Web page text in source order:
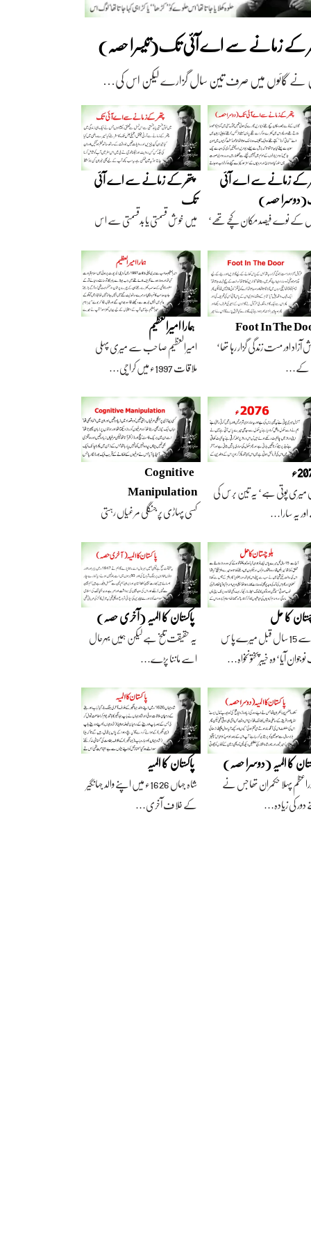
کے زمانے سے اے آئی تک(تیسرا حصہ)
نے گائوں میں صرف تین سال گزارے لیکن اس کی…
کے زمانے سے اے آئی
حصہ)
کے نوے فیصد مکان کچے تھے‘
پتھر کے زمانے سے اے آئی
تک
میں خوش قسمتی یا بدقسمتی سے اس
Foot In The
آزاد اور مست زندگی گزار رہا تھا‘
کے…
ہمارا امیرالعظیم
امیرالعظیم صاحب سے میری پہلی
ملاقات 1997ء میں کراچی…
میری پوتی ہے‘ یہ تین برس کی
یہ سارا…
Cognitive
Manipulation
کسی پہاڑی پر جنگلی مرغیاں رہتی
کا حل
آج سے 15 سال قبل میرے پاس
آیا‘ وہ خیبرپختونخواہ…
پاکستان کا المیہ (آخری حصہ)
یہ حقیقت تلخ ہے لیکن ہمیں بہرحال
اسے ماننا پڑے…
کا المیہ (دوسرا حصہ)
پہلا حکمران تھا جس نے
کی زیادہ…
پاکستان کا المیہ
شاہ جہاں 1626ء میں اپنے والد جہانگیر
کے خلاف آخری…